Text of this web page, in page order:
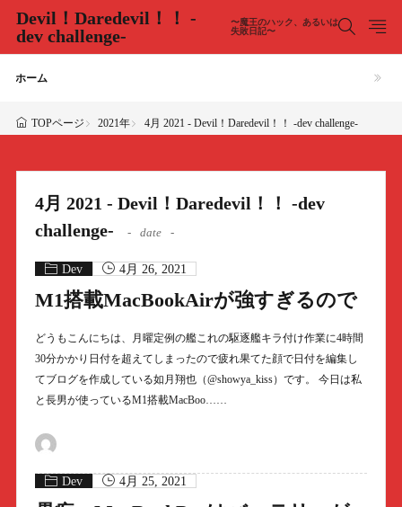
Devil！Daredevil！！ -
dev challenge-
〜魔王のハック、あるいは
失敗日記〜
ホーム
TOPページ 2021年 4月 2021 - Devil！Daredevil！！ -dev challenge-
4月 2021 - Devil！Daredevil！！ -dev
challenge-
date
Dev 4月 26, 2021
M1搭載MacBookAirが強すぎるので
どうもこんにちは、月曜定例の艦これの駆逐艦キラ付け作業に4時間
30分かかり日付を超えてしまったので疲れ果てた顔で日付を編集し
てブログを作成している如月翔也（@showya_kiss）です。 今日は私
と長男が使っているM1搭載MacBoo……
Dev 4月 25, 2021